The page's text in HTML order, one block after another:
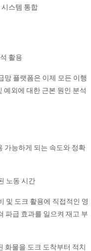
스템 통합
활용
망 플랫폼은 이제 모든 이행
예외에 대한 근본 원인 분석
가능하게 되는 속도와 정확
노동 시간
및 도크 활용에 직접적인 영
파급 효과를 일으켜 재고 부
화물을 도크 도착부터 적치